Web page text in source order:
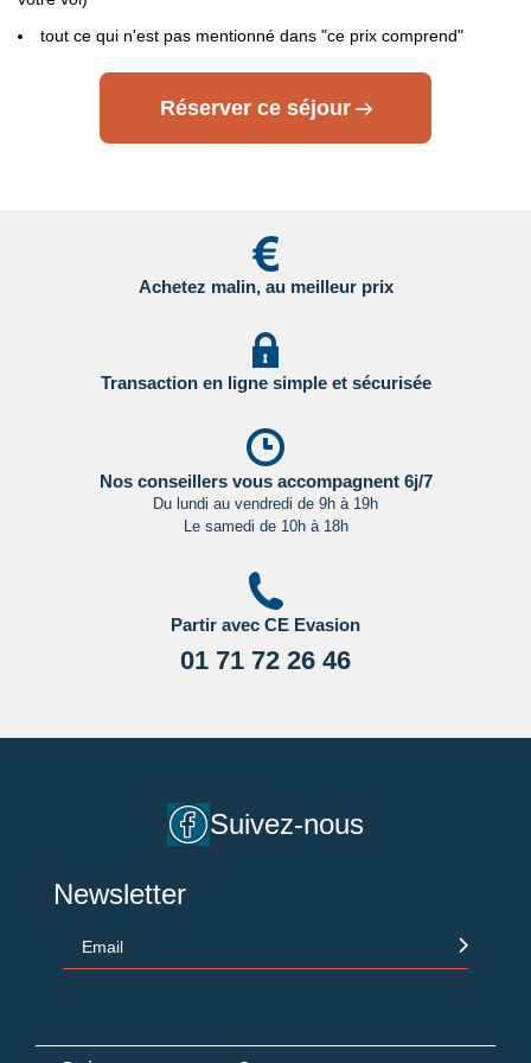
Cliquant ici.
Pour les passagers binationaux ou de nationalité étrangère
il est préférable de vous rapprocher du consulat ou de
l’ambassade du pays de destination et de transit.
Les formalités administratives et sanitaires étant
susceptibles de changer entre votre réservation et votre
départ, nous vous recommandons vivement de consulter
tout ce qui n'est pas mentionné dans "ce prix comprend"
Réserver ce séjour
Achetez malin, au meilleur prix
Transaction en ligne simple et sécurisée
Nos conseillers vous accompagnent 6j/7
Du lundi au vendredi de 9h à 19h
Le samedi de 10h à 18h
Partir avec CE Evasion
01 71 72 26 46
Suivez-nous
Newsletter
Email